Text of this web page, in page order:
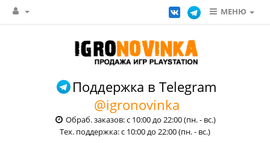
МЕНЮ
Поддержка в Telegram
@igronovinka
Обраб. заказов: с 10:00 до 22:00 (пн. - вс.)
Тех. поддержка: с 10:00 до 22:00 (пн. - вс.)